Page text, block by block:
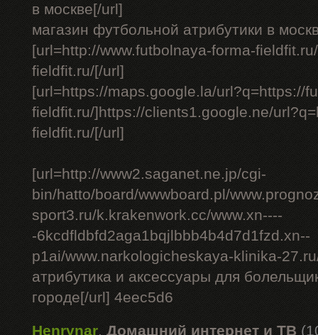
в москве[/url]
магазин футбольной атрибутики в
[url=http://www.futbolnaya-forma-
fieldfit.ru/[/url]
[url=https://maps.google.la/url?q=https://
fieldfit.ru/]https://clients1.google.ne/
fieldfit.ru/[/url]
[url=http://www2.saganet.ne.jp/cgi-
bin/hatto/board/wwwboard.pl/
sport3.ru/k.krakenwork.cc/www.xn----
-6kcdfldbfd2aga1bqjlbbb4b4d7d1fzd.xn--
p1ai/www.narkologicheskaya-klinika-
атрибутика и аксессуары для
городе[/url] 4eec5d6
Henrynar,Домашний интернет и ТВ